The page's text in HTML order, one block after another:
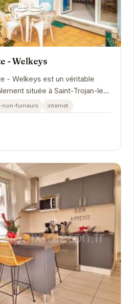
- Welkeys
- Welkeys est un véritable
située à Saint-Trojan-les-
confort nécessaire pour...
non-fumeurs internet